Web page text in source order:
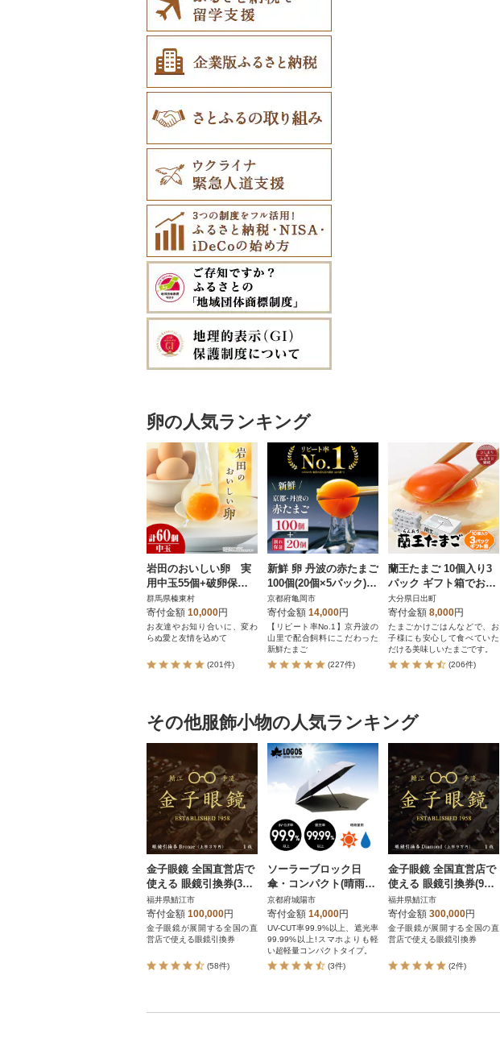
卵の人気ランキング
岩田のおいしい卵 実
用中玉55個+破卵保障5
個 (10個入り×6パック)
群馬県榛東村
寄付金額 10,000円
お友達やお知り合いに、変わ
らぬ愛と友情を込めて
(201件)
新鮮 卵 丹波の赤たまご
100個(20個×5パック)
+割れ保証20個
京都府亀岡市
寄付金額 14,000円
【リピート率No.1】京丹波の
山里で配合飼料にこだわった
新鮮たまご
(227件)
蘭王たまご 10個入り3
パック ギフト箱でお届
け
大分県日出町
寄付金額 8,000円
たまごかけごはんなどで、お
子様にも安心して食べていた
だける美味しいたまごです。
(206件)
その他服飾小物の人気ランキング
金子眼鏡 全国直営店で
使える 眼鏡引換券(3万
円相当) Bronze
福井県鯖江市
寄付金額 100,000円
金子眼鏡が展開する全国の直
営店で使える眼鏡引換券
(58件)
ソーラーブロック日
傘・コンパクト(晴雨兼
用)通勤、通学でも使え
るアウトドア日傘! 81
336745
京都府城陽市
寄付金額 14,000円
UV-CUT率99.9%以上、遮光率
99.99%以上!スマホよりも軽
い超軽量コンパクトタイプ。
(3件)
金子眼鏡 全国直営店で
使える 眼鏡引換券(9万
円相当) Diamond
福井県鯖江市
寄付金額 300,000円
金子眼鏡が展開する全国の直
営店で使える眼鏡引換券
(2件)